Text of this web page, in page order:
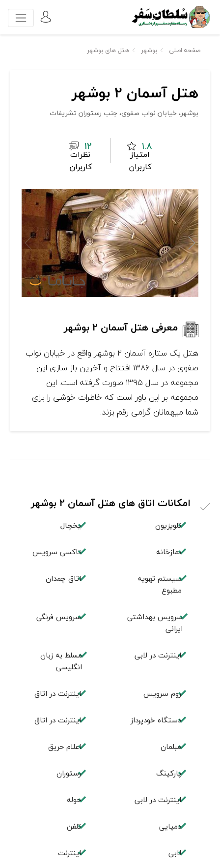
صفحه اصلی بوشهر هتل های بوشهر
هتل آسمان 2 بوشهر
بوشهر، خیابان نواب صفوی، جنب رستوران تشریفات
1.8
امتیاز
کاربران
12
نظرات
کاربران
معرفی هتل آسمان 2 بوشهر
هتل یک ستاره آسمان ۲ بوشهر واقع در خیابان نواب
صفوی در سال ۱۳۸۶ افتتاح و آخرین باز سازی این
مجموعه در سال ۱۳۹۵ صورت گرفته است. این
مجموعه بر این باور است که خاطرات خوشی را برای
شما میهمانان گرامی رقم بزند.
امکانات اتاق های هتل آسمان 2 بوشهر
تلویزیون یخچال
نمازخانه تاکسی سرویس
سیستم تهویه
مطبوع
اتاق چمدان
سرویس بهداشتی
ایرانی
سرویس فرنگی
اينترنت در لابی
مسلط به زبان
انگليسی
روم سرويس اينترنت در اتاق
دستگاه خودپرداز اینترنت در اتاق
مبلمان اعلام حریق
پارکینگ رستوران
اینترنت در لابی حوله
دمپایی تلفن
لابی اینترنت